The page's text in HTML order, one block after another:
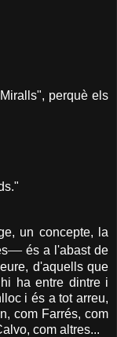
perquè els
un concepte, la
—és a l'abast de
d'aquells que
ha entre dintre i
i és a tot arreu,
com Farrés, com
com altres...